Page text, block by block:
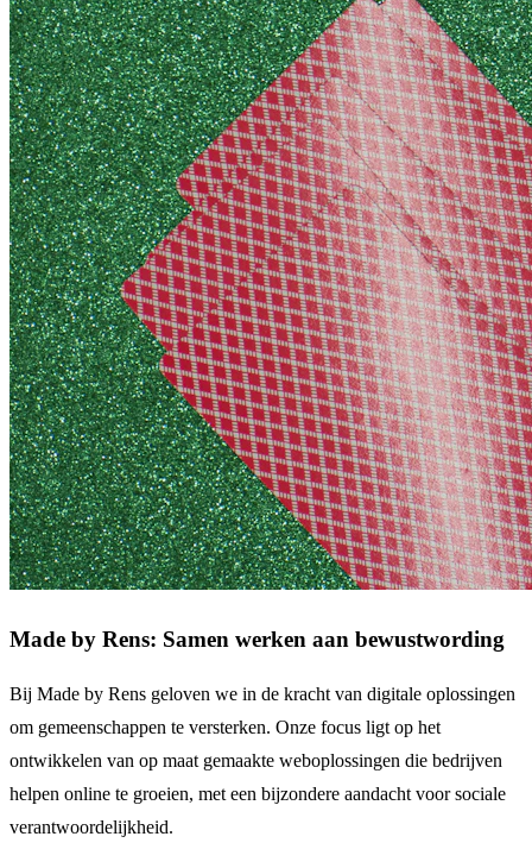
Made by Rens: Samen werken aan bewustwording
Bij Made by Rens geloven we in de kracht van digitale oplossingen
om gemeenschappen te versterken. Onze focus ligt op het
ontwikkelen van op maat gemaakte weboplossingen die bedrijven
helpen online te groeien, met een bijzondere aandacht voor sociale
verantwoordelijkheid.